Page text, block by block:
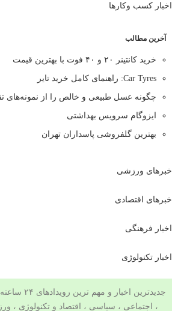
اخبار کسب وکارها
آخرین مطالب
خرید کانتینر ۲۰ و ۴۰ فوت با بهترین قیمت
Car Tyres: راهنمای کامل خرید تایر
چگونه عسل طبیعی و خالص را از نمونه‌های
ایزوگام سرویس بهداشتی
بهترین گلفروشی پاسداران تهران
خبرهای ورزشی
خبرهای اقتصادی
اخبار فرهنگی
اخبار تکنولوژی
جدیدترین
، اجتماعی ، سیاسی ، اقتصاد و تکنولوژی ،